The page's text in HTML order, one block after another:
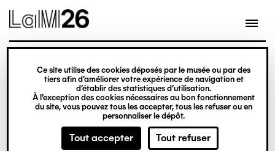
Gestion des cookies
Ce site utilise des cookies déposés par le musée ou par des
tiers afin d’améliorer votre expérience de navigation et
d’établir des statistiques d’utilisation.
À l’exception des cookies nécessaires au bon fonctionnement
du site, vous pouvez tous les accepter, tous les refuser ou en
personnaliser le dépôt.
Tout accepter Tout refuser
contenu